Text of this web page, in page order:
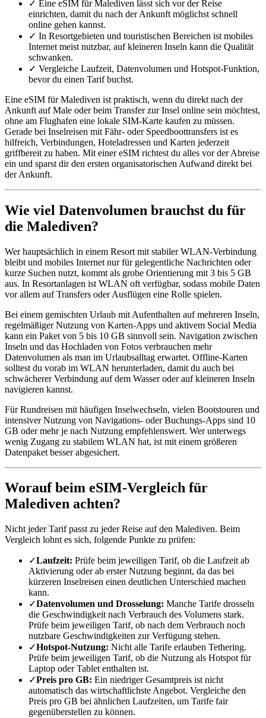
✓ Eine eSIM für Malediven lässt sich vor der Reise
einrichten, damit du nach der Ankunft möglichst schnell
online gehen kannst.
✓ In Resortgebieten und touristischen Bereichen ist mobiles
Internet meist nutzbar, auf kleineren Inseln kann die Qualität
schwanken.
✓ Vergleiche Laufzeit, Datenvolumen und Hotspot-Funktion,
bevor du einen Tarif buchst.
Eine eSIM für Malediven ist praktisch, wenn du direkt nach der
Ankunft auf Male oder beim Transfer zur Insel online sein möchtest,
ohne am Flughafen eine lokale SIM-Karte kaufen zu müssen.
Gerade bei Inselreisen mit Fähr- oder Speedboottransfers ist es
hilfreich, Verbindungen, Hoteladressen und Karten jederzeit
griffbereit zu haben. Mit einer eSIM richtest du alles vor der Abreise
ein und sparst dir den ersten organisatorischen Aufwand direkt bei
der Ankunft.
Wie viel Datenvolumen brauchst du für
die Malediven?
Wer hauptsächlich in einem Resort mit stabiler WLAN-Verbindung
bleibt und mobiles Internet nur für gelegentliche Nachrichten oder
kurze Suchen nutzt, kommt als grobe Orientierung mit 3 bis 5 GB
aus. In Resortanlagen ist WLAN oft verfügbar, sodass mobile Daten
vor allem auf Transfers oder Ausflügen eine Rolle spielen.
Bei einem gemischten Urlaub mit Aufenthalten auf mehreren Inseln,
regelmäßiger Nutzung von Karten-Apps und aktivem Social Media
kann ein Paket von 5 bis 10 GB sinnvoll sein. Navigation zwischen
Inseln und das Hochladen von Fotos verbrauchen mehr
Datenvolumen als man im Urlaubsalltag erwartet. Offline-Karten
solltest du vorab im WLAN herunterladen, damit du auch bei
schwächerer Verbindung auf dem Wasser oder auf kleineren Inseln
navigieren kannst.
Für Rundreisen mit häufigen Inselwechseln, vielen Bootstouren und
intensiver Nutzung von Navigations- oder Buchungs-Apps sind 10
GB oder mehr je nach Nutzung empfehlenswert. Wer unterwegs
wenig Zugang zu stabilem WLAN hat, ist mit einem größeren
Datenpaket besser abgesichert.
Worauf beim eSIM-Vergleich für
Malediven achten?
Nicht jeder Tarif passt zu jeder Reise auf den Malediven. Beim
Vergleich lohnt es sich, folgende Punkte zu prüfen:
✓Laufzeit: Prüfe beim jeweiligen Tarif, ob die Laufzeit ab
Aktivierung oder ab erster Nutzung beginnt, da das bei
kürzeren Inselreisen einen deutlichen Unterschied machen
kann.
✓Datenvolumen und Drosselung: Manche Tarife drosseln
die Geschwindigkeit nach Verbrauch des Volumens stark.
Prüfe beim jeweiligen Tarif, ob nach dem Verbrauch noch
nutzbare Geschwindigkeiten zur Verfügung stehen.
✓Hotspot-Nutzung: Nicht alle Tarife erlauben Tethering.
Prüfe beim jeweiligen Tarif, ob die Nutzung als Hotspot für
Laptop oder Tablet enthalten ist.
✓Preis pro GB: Ein niedriger Gesamtpreis ist nicht
automatisch das wirtschaftlichste Angebot. Vergleiche den
Preis pro GB bei ähnlichen Laufzeiten, um Tarife fair
gegenüberstellen zu können.